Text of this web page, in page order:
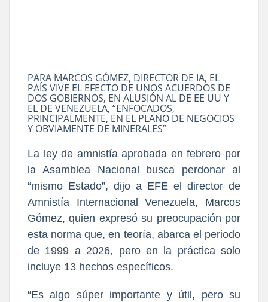
PARA MARCOS GÓMEZ, DIRECTOR DE IA, EL
PAÍS VIVE EL EFECTO DE UNOS ACUERDOS DE
DOS GOBIERNOS, EN ALUSIÓN AL DE EE UU Y
EL DE VENEZUELA, “ENFOCADOS,
PRINCIPALMENTE, EN EL PLANO DE NEGOCIOS
Y OBVIAMENTE DE MINERALES”
La ley de amnistía aprobada en febrero por
la Asamblea Nacional busca perdonar al
“mismo Estado”, dijo a EFE el director de
Amnistía Internacional Venezuela, Marcos
Gómez, quien expresó su preocupación por
esta norma que, en teoría, abarca el periodo
de 1999 a 2026, pero en la práctica solo
incluye 13 hechos específicos.
“Es algo súper importante y útil, pero su